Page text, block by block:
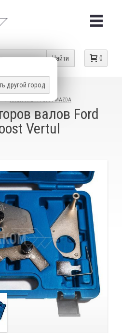
другой город
0
Найти
ИНСТРУМЕНТ
ИНСТРУМЕНТ FORD / MAZDA
валов Ford
Vertul